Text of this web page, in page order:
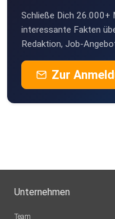
Schließe Dich 26.000+
interessante Fakten
Redaktion, Job-
Zur
Unternehmen
Team